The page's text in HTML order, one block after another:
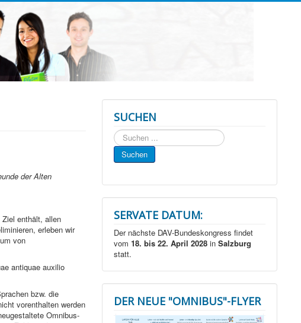
der Alten
enthält, allen
erleben wir
von
antiquae auxilio
bzw. die
vorenthalten werden
Omnibus-
SUCHEN
Suchen
...
Suchen
SERVATE DATUM:
Der nächste DAV-Bundeskongress findet
vom18. bis 22. April 2028 inSalzburg
statt.
DER NEUE "OMNIBUS"-FLYER